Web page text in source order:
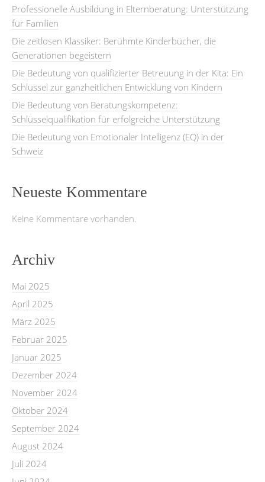
Professionelle Ausbildung in Elternberatung: Unterstützung
für Familien
Die zeitlosen Klassiker: Berühmte Kinderbücher, die
Generationen begeistern
Die Bedeutung von qualifizierter Betreuung in der Kita: Ein
Schlüssel zur ganzheitlichen Entwicklung von Kindern
Die Bedeutung von Beratungskompetenz:
Schlüsselqualifikation für erfolgreiche Unterstützung
Die Bedeutung von Emotionaler Intelligenz (EQ) in der
Schweiz
Neueste Kommentare
Keine Kommentare vorhanden.
Archiv
Mai 2025
April 2025
März 2025
Februar 2025
Januar 2025
Dezember 2024
November 2024
Oktober 2024
September 2024
August 2024
Juli 2024